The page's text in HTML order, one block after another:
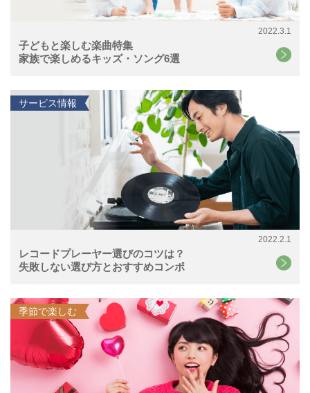
2022.3.1
子どもと楽しむ楽曲特集
家族で楽しめるキッズ・ソング6選
2022.2.1
レコードプレーヤー選びのコツは？
失敗しない選び方とおすすめコンポ
サービス情報
季節で楽しむ